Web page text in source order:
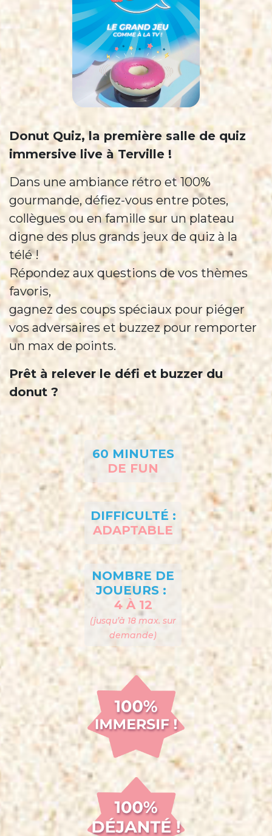
Donut Quiz, la première salle de quiz
immersive live à Terville !
Dans une ambiance rétro et 100%
gourmande, défiez-vous entre potes,
collègues ou en famille sur un plateau
digne des plus grands jeux de quiz à la
télé !
Répondez aux questions de vos thèmes
favoris,
gagnez des coups spéciaux pour piéger
vos adversaires et buzzez pour remporter
un max de points.
Prêt à relever le défi et buzzer du
donut ?
60 MINUTES
DE FUN
DIFFICULTÉ :
ADAPTABLE
NOMBRE DE
JOUEURS :
4 À 12
(jusqu’à 18 max. sur
demande)